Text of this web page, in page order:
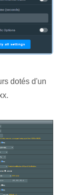
dotés d'un